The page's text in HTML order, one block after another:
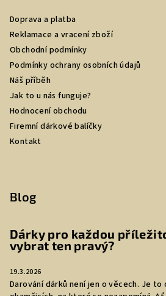
Doprava a platba
Reklamace a vracení zboží
Obchodní podmínky
Podmínky ochrany osobních údajů
Náš příběh
Jak to u nás funguje?
Hodnocení obchodu
Firemní dárkové balíčky
Kontakt
Blog
Dárky pro každou
vybrat ten pravý?
19.3.2026
Darování dárků není jen o věcech. Je